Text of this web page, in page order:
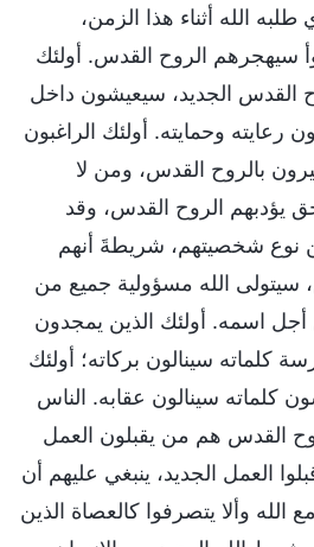
الله أثناء هذا الزمن،
سيهجرهم الروح القدس. أولئك
القدس الجديد، سيعيشون داخل
رعايته وحمايته. أولئك الراغبون
بالروح القدس، ومن لا
يؤدبهم الروح القدس، وقد
نوع شخصيتهم، شريطةَ أنهم
سيتولى الله مسؤولية جميع من
أجل اسمه. أولئك الذين يمجدون
كلماته سينالون بركاته؛ أولئك
كلماته سينالون عقابه. الناس
القدس هم من يقبلون العمل
العمل الجديد، ينبغي عليهم أن
الله وألا يتصرفوا كالعصاة الذين